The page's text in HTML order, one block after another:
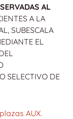
AL
A LA
SUBESCALA
EL
SELECTIVO DE
AUX.